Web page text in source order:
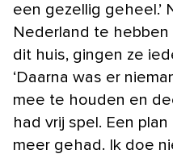
een gezellig geheel.’
Nederland te hebben
dit huis, gingen ze
‘Daarna was er
mee te houden en
had vrij spel. Een
meer gehad. Ik doe